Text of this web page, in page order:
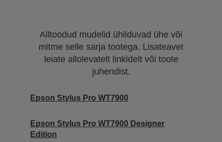
Alltoodud mudelid ühilduvad ühe või
mitme selle sarja tootega. Lisateavet
leiate allolevatelt linkidelt või toote
juhendist.
Epson Stylus Pro WT7900
Epson Stylus Pro WT7900 Designer
Edition